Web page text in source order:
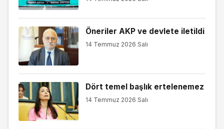
Öneriler AKP ve devlete iletildi
14 Temmuz 2026 Salı
Dört temel başlık ertelenemez
14 Temmuz 2026 Salı